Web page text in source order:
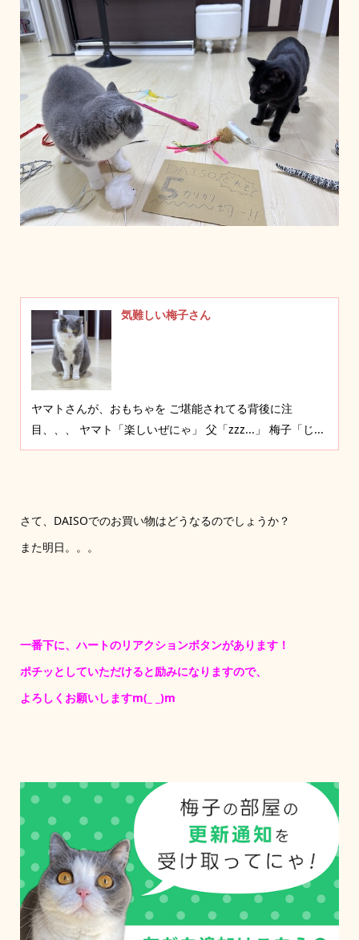
気難しい梅子さん
ヤマトさんが、おもちゃを ご堪能されてる背後に注
目、、、 ヤマト「楽しいぜにゃ」 父「zzz...」 梅子「じ...
さて、DAISOでのお買い物はどうなるのでしょうか？
また明日。。。
一番下に、ハートのリアクションボタンがあります！
ポチッとしていただけると励みになりますので、
よろしくお願いしますm(_ _)m